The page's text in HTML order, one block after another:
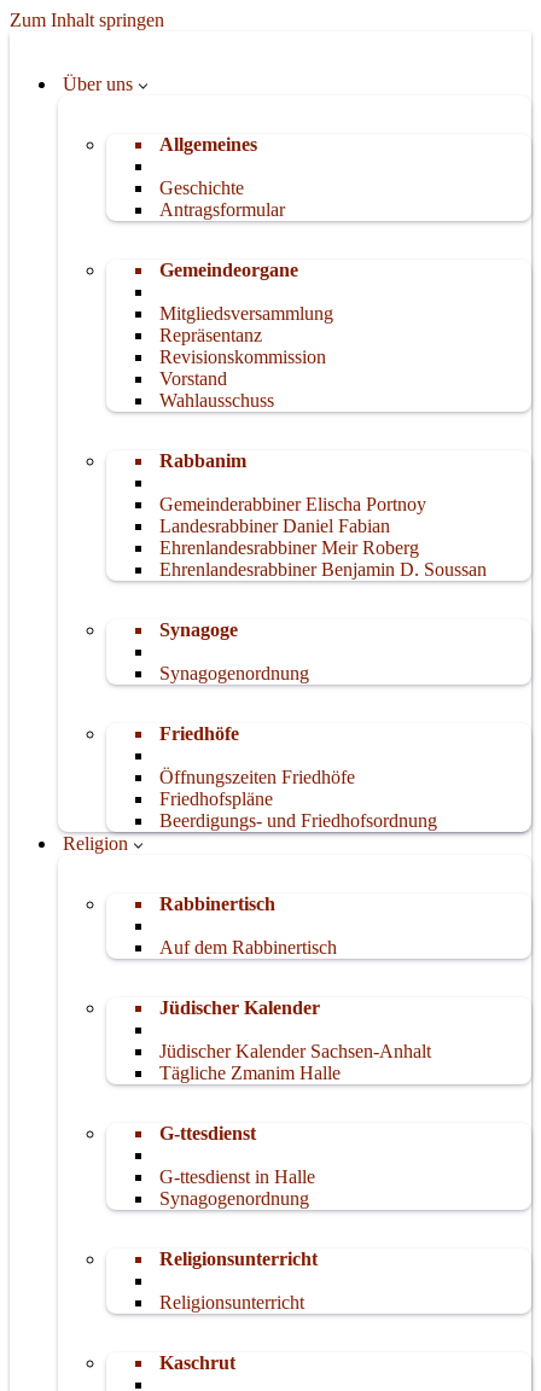
Zum Inhalt springen
Über uns
Allgemeines
Geschichte
Antragsformular
Gemeindeorgane
Mitgliedsversammlung
Repräsentanz
Revisionskommission
Vorstand
Wahlausschuss
Rabbanim
Gemeinderabbiner Elischa Portnoy
Landesrabbiner Daniel Fabian
Ehrenlandesrabbiner Meir Roberg
Ehrenlandesrabbiner Benjamin D. Soussan
Synagoge
Synagogenordnung
Friedhöfe
Öffnungszeiten Friedhöfe
Friedhofspläne
Beerdigungs- und Friedhofsordnung
Religion
Rabbinertisch
Auf dem Rabbinertisch
Jüdischer Kalender
Jüdischer Kalender Sachsen-Anhalt
Tägliche Zmanim Halle
G-ttesdienst
G-ttesdienst in Halle
Synagogenordnung
Religionsunterricht
Religionsunterricht
Kaschrut